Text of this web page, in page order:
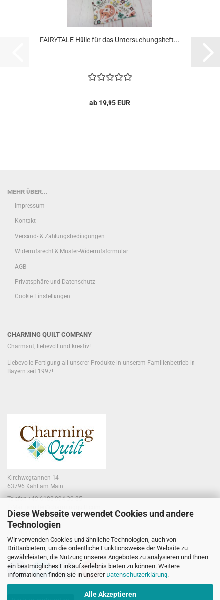
Diese Webseite verwendet Cookies und andere
Technologien
Wir verwenden Cookies und ähnliche Technologien, auch von
Drittanbietern, um die ordentliche Funktionsweise der Website zu
gewährleisten, die Nutzung unseres Angebotes zu analysieren und Ihnen
ein bestmögliches Einkaufserlebnis bieten zu können. Weitere
Informationen finden Sie in unserer Datenschutzerklärung.
Alle Akzeptieren
FAIRYTALE Hülle für das Untersuchungsheft...
ab 19,95 EUR
MEHR ÜBER...
Impressum
Kontakt
Versand- & Zahlungsbedingungen
Widerrufsrecht & Muster-Widerrufsformular
AGB
Privatsphäre und Datenschutz
Cookie Einstellungen
CHARMING QUILT COMPANY
Charmant, liebevoll und kreativ!
Liebevolle Fertigung all unserer Produkte in unserem Familienbetrieb in
Bayern seit 1997!
Kirchwegtannen 14
63796 Kahl am Main
Telefon +49 6188 994 30 85
Laden:
63796 Kahl am Main